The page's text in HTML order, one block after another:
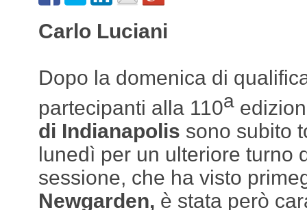
Carlo Luciani
Dopo la domenica di
partecipanti alla 110a
di Indianapolis sono subito
lunedì per un ulteriore turno
sessione, che ha visto
Newgarden, è stata però